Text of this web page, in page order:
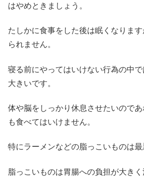
はやめときましょう。
たしかに食事をした後は眠くなりま
られません。
寝る前にやってはいけない行為の中
大きいです。
体や脳をしっかり休息させたいので
も食べてはいけません。
特にラーメンなどの脂っこいものは最
脂っこいものは胃腸への負担が大き